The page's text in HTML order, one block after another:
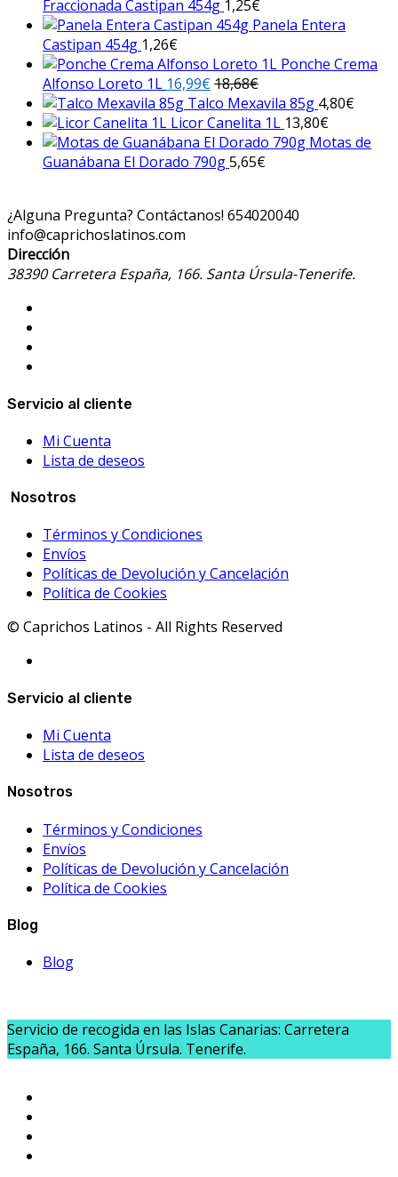
Fraccionada Castipan 454g 1,25€
Panela Entera
Castipan 454g 1,26€
Ponche Crema
Alfonso Loreto 1L 16,99€18,68€
Talco Mexavila 85g 4,80€
Licor Canelita 1L 13,80€
Motas de
Guanábana El Dorado 790g5,65€
¿Alguna Pregunta? Contáctanos! 654020040
info@caprichoslatinos.com
Dirección
38390 Carretera España, 166. Santa Úrsula-Tenerife.
Servicio al cliente
Mi Cuenta
Lista de deseos
Nosotros
Términos y Condiciones
Envíos
Políticas de Devolución y Cancelación
Política de Cookies
© Caprichos Latinos - All Rights Reserved
Servicio al cliente
Mi Cuenta
Lista de deseos
Nosotros
Términos y Condiciones
Envíos
Políticas de Devolución y Cancelación
Política de Cookies
Blog
Blog
Servicio de recogida en las Islas Canarias: Carretera
España, 166. Santa Úrsula. Tenerife.